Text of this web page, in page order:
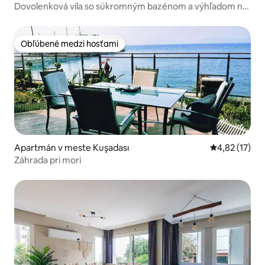
Dovolenková vila so súkromným bazénom a výhľadom na
Obľúbené medzi hosťami
Obľúbené medzi hosťami
Apartmán v meste Kuşadası Priemerné
4,82 (17)
Záhrada pri mori